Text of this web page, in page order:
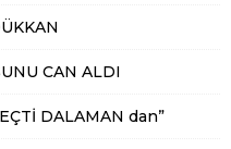
CAN ALDI
DALAMAN dan”